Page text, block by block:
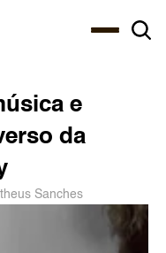
e
da
Sanches